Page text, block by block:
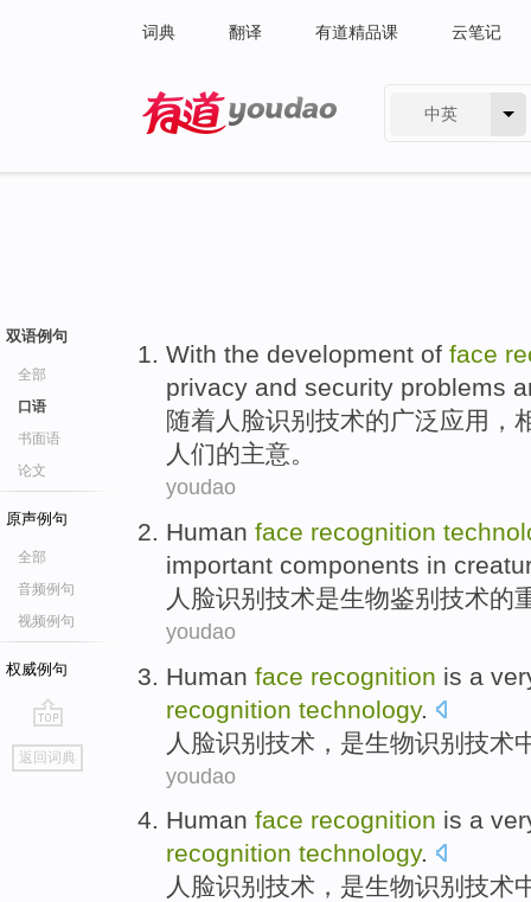
词典 翻译 有道精品课 云笔记
中英
双语例句
全部
口语
书面语
论文
原声例句
全部
音频例句
视频例句
权威例句
go
top
返回词典
With the development of face
privacy and security problems
随着 人脸识别 技术的广泛应用，
人们的主意。
youdao
Human face recognition
important components in
人脸识别 技术是生物鉴别 技术的
youdao
Human face recognition is a
recognition technology.
人脸识别 技术 ， 是生物识别技术
youdao
Human face recognition is a
recognition technology.
人脸识别 技术 ， 是生物识别技术